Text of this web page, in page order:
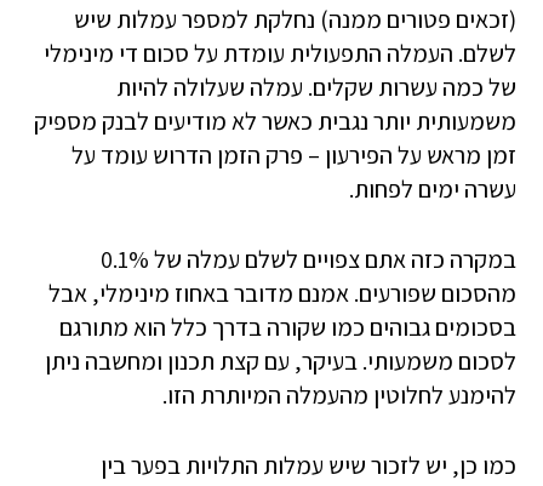
(זכאים פטורים ממנה) נחלקת למספר עמלות שיש
לשלם. העמלה התפעולית עומדת על סכום די מינימלי
של כמה עשרות שקלים. עמלה שעלולה להיות
משמעותית יותר נגבית כאשר לא מודיעים לבנק מספיק
זמן מראש על הפירעון – פרק הזמן הדרוש עומד על
עשרה ימים לפחות.
במקרה כזה אתם צפויים לשלם עמלה של 0.1%
מהסכום שפורעים. אמנם מדובר באחוז מינימלי, אבל
בסכומים גבוהים כמו שקורה בדרך כלל הוא מתורגם
לסכום משמעותי. בעיקר, עם קצת תכנון ומחשבה ניתן
להימנע לחלוטין מהעמלה המיותרת הזו.
כמו כן, יש לזכור שיש עמלות התלויות בפער בין